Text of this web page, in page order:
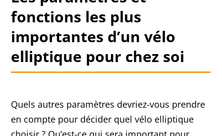
fonctions les plus
importantes d’un vélo
elliptique pour chez soi
Quels autres paramètres devriez-vous prendre
en compte pour décider quel vélo elliptique